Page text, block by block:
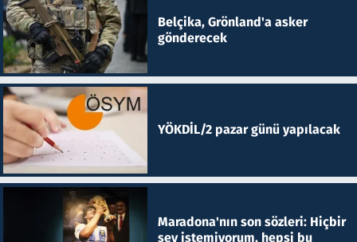
Belçika, Grönland'a asker
gönderecek
YÖKDİL/2 pazar günü yapılacak
Maradona'nın son sözleri: Hiçbir
şey istemiyorum, hepsi bu